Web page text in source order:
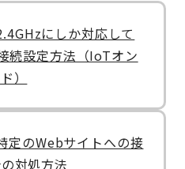
にしか対応して
続設定方法（IoTオン
）
定のWebサイトへの接
対処方法